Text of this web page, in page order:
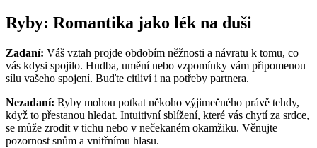
Ryby: Romantika jako lék na duši
Zadaní: Váš vztah projde obdobím něžnosti a návratu k tomu, co
vás kdysi spojilo. Hudba, umění nebo vzpomínky vám připomenou
sílu vašeho spojení. Buďte citliví i na potřeby partnera.
Nezadaní: Ryby mohou potkat někoho výjimečného právě tehdy,
když to přestanou hledat. Intuitivní sblížení, které vás chytí za srdce,
se může zrodit v tichu nebo v nečekaném okamžiku. Věnujte
pozornost snům a vnitřnímu hlasu.